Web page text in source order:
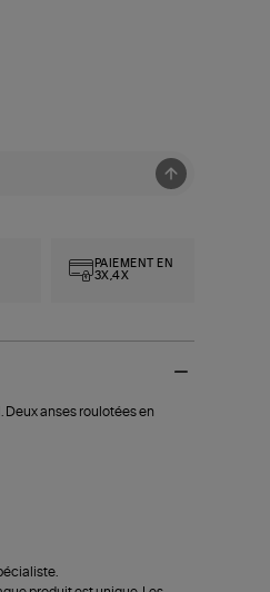
PAIEMENT EN
3X,4X
Deux anses roulotées en